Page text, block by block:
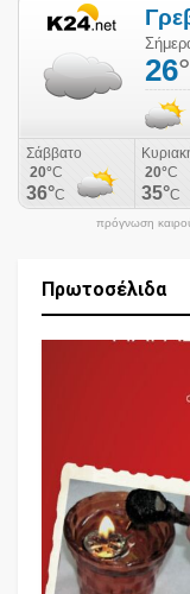
πρόγνωση
Πρωτοσέλιδα